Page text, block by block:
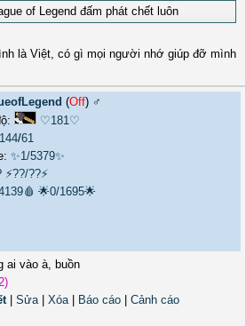
of Legend đấm phát chết luôn
là Việt, có gì mọi người nhớ giúp đỡ mình
(Off) ♂️
♡181♡
144/61
✨1/5379✨
⚡??/??⚡
🌟0/1695🌟
ai vào à, buồn
| Sửa| Xóa| Báo cáo
Cảnh cáo